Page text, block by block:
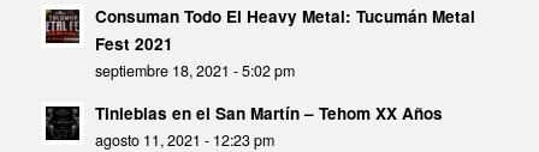
Consuman Todo El Heavy Metal: Tucumán Metal
Fest 2021
septiembre 18, 2021 - 5:02 pm
Tinieblas en el San Martín – Tehom XX Años
agosto 11, 2021 - 12:23 pm